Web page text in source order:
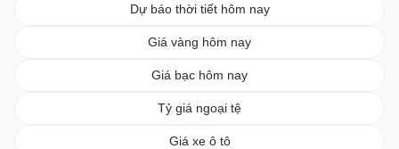
Dự báo thời tiết hôm nay
Giá vàng hôm nay
Giá bạc hôm nay
Tỷ giá ngoại tệ
Giá xe ô tô